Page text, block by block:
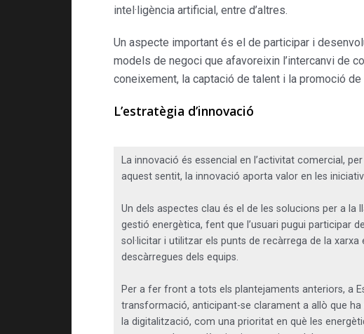
intel·ligència artificial, entre d’altres.
Un aspecte important és el de participar i
models de negoci que afavoreixin l’intercanvi de
coneixement, la captació de talent i la promoció de
L’estratègia d’innovació
La innovació és essencial en l’activitat comercial,
aquest sentit, la innovació aporta valor en les
Un dels aspectes clau és el de les solucions per a la
gestió energètica, fent que l’usuari pugui participar
sol·licitar i utilitzar els punts de recàrrega de la
descàrregues dels equips.
Per a fer front a tots els plantejaments anteriors, a
transformació, anticipant-se clarament a allò que
la digitalització, com una prioritat en què les